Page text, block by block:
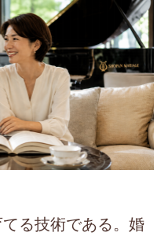
る技術である。婚